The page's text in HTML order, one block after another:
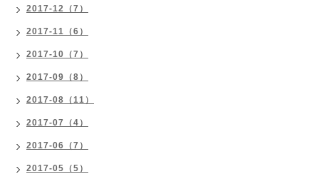
2017-12（7）
2017-11（6）
2017-10（7）
2017-09（8）
2017-08（11）
2017-07（4）
2017-06（7）
2017-05（5）